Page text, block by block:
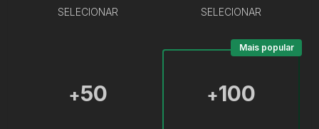
SELECIONAR SELECIONAR
+50 +100
Mais popular